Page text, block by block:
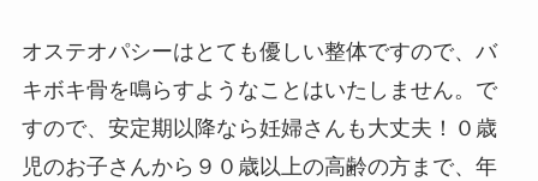
オステオパシーはとても優しい整体ですので、バ
キボキ骨を鳴らすようなことはいたしません。で
すので、安定期以降なら妊婦さんも大丈夫！０歳
児のお子さんから９０歳以上の高齢の方まで、年